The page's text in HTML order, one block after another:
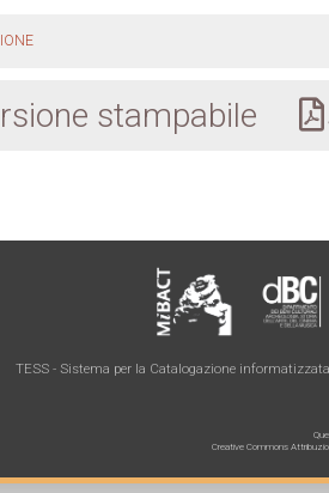
stampabile
TESS - Sistema per la Catalogazione
Creative Commons